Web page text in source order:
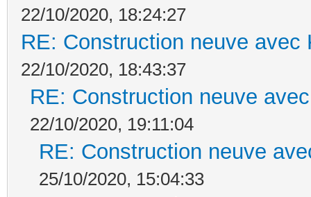
22/10/2020, 18:24:27
RE: Construction neuve avec
22/10/2020, 18:43:37
RE: Construction neuve
22/10/2020, 19:11:04
RE: Construction neuve
25/10/2020, 15:04:33